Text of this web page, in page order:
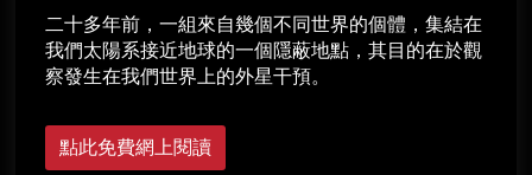
二十多年前，一組來自幾個不同世界的個體，集結在
我們太陽系接近地球的一個隱蔽地點，其目的在於觀
察發生在我們世界上的外星干預。
點此免費網上閱讀